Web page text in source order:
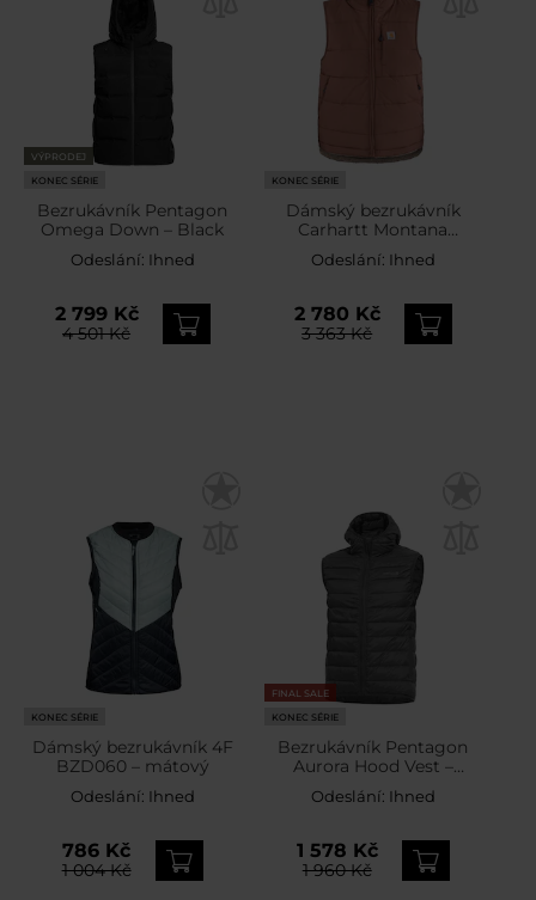
VÝPRODEJ
KONEC SÉRIE
Bezrukávník Pentagon
Omega Down – Black
Odeslání: Ihned
2 799 Kč
4 501 Kč
KONEC SÉRIE
Dámský bezrukávník
Carhartt Montana
Relaxed Fit Insulated Vest
– Nutmeg
Odeslání: Ihned
2 780 Kč
3 363 Kč
KONEC SÉRIE
Dámský bezrukávník 4F
BZD060 – mátový
Odeslání: Ihned
786 Kč
1 004 Kč
FINAL SALE
KONEC SÉRIE
Bezrukávník Pentagon
Aurora Hood Vest –
Cinder Grey
Odeslání: Ihned
1 578 Kč
1 960 Kč